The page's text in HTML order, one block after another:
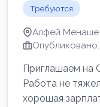
Требуются
Алфей Менаше
Приглашаем
Работа не
хорошая